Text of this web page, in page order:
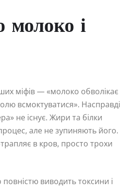
і
міфів — «молоко обволікає
всмоктуватися». Насправді
не існує. Жири та білки
але не зупиняють його.
в кров, просто трохи
виводить токсини і